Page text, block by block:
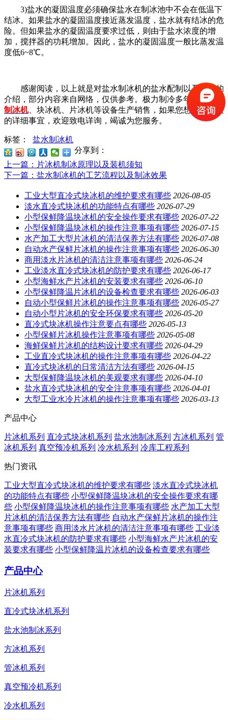
3)盐水的凝固温度必须确保盐水在制冰池中不会在低温下
结冰。如果盐水的凝固温度接近蒸发温度，盐水就有结冰的危
险。但如果盐水的凝固温度要求过低，则由于盐水浓度的增
加，搅拌器的功耗增加。因此，盐水的凝固温度一般比蒸发温
度低6~8℃。
感谢阅读，以上就是对盐水制冰机的盐水配制以及要求的
介绍，部分内容来自网络，仅供参考。极力制冷多年从事盐水
制冰机、块冰机、片冰机等设备生产销售，如果您想了解有关
的详细事宜，欢迎致电详询，竭诚为您服务。
标签： 盐水制冰机
分享到：
上一篇 ：片冰机制冰原理以及装机须知
下一篇 ：盐水制冰机的工艺流程以及制冰效果
工业大型直冷式块冰机的维护要求有哪些 2026-08-05
淡水直冷式块冰机的功能特点有哪些 2026-07-29
小型保鲜降温块冰机的安全操作要求有哪些 2026-07-22
小型保鲜降温块冰机的操作注意事项有哪些 2026-07-15
水产加工大型片冰机的清洁保养方法有哪些 2026-07-08
自动水产保鲜片冰机的操作注意事项有哪些 2026-06-30
商用淡水片冰机的清洁注意事项有哪些 2026-06-24
工业淡水直冷式块冰机的防护要求有哪些 2026-06-17
小型海鲜水产片冰机的安装要求有哪些 2026-06-10
小型保鲜降温片冰机的设备检查要求有哪些 2026-06-03
自动小型保鲜片冰机的操作注意事项有哪些 2026-05-27
自动小型片冰机的安全环保要求有哪些 2026-05-20
直冷式块冰机操作注意要点有哪些 2026-05-13
小型保鲜片冰机操作注意事项有哪些 2026-05-08
海鲜保鲜片冰机的结构设计要求有哪些 2026-04-29
工业直冷式块冰机的操作注意事项有哪些 2026-04-22
直冷式块冰机的日常清洁方法有哪些 2026-04-15
大型保鲜降温块冰机的美观要求有哪些 2026-04-10
盐水直冷式块冰机的安全注意事项有哪些 2026-04-01
大型工业水冷片冰机的操作注意事项有哪些 2026-03-13
产品中心
片冰机系列 直冷式块冰机系列 盐水池制冰系列 方冰机系列 管
冰机系列 真空预冷机系列 冷水机系列 冷库工程系列
热门资讯
工业大型直冷式块冰机的维护要求有哪些 淡水直冷式块冰机
的功能特点有哪些 小型保鲜降温块冰机的安全操作要求有哪
些 小型保鲜降温块冰机的操作注意事项有哪些 水产加工大型
片冰机的清洁保养方法有哪些 自动水产保鲜片冰机的操作注
意事项有哪些 商用淡水片冰机的清洁注意事项有哪些 工业淡
水直冷式块冰机的防护要求有哪些 小型海鲜水产片冰机的安
装要求有哪些 小型保鲜降温片冰机的设备检查要求有哪些
产品中心
片冰机系列
直冷式块冰机系列
盐水池制冰系列
方冰机系列
管冰机系列
真空预冷机系列
冷水机系列